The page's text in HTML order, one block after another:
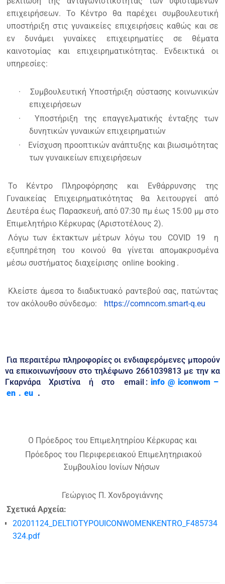
επιχειρήσεων. Το Κέντρο θα παρέχει συμβουλευτική
υποστήριξη στις γυναικείες επιχειρήσεις καθώς και σε
εν δυνάμει γυναίκες επιχειρηματίες σε θέματα
καινοτομίας και επιχειρηματικότητας. Ενδεικτικά οι
υπηρεσίες:
·
Συμβουλευτική Υποστήριξη σύστασης κοινωνικών
επιχειρήσεων
·
Υποστήριξη της επαγγελματικής ένταξης των
δυνητικών γυναικών επιχειρηματιών
·
Ενίσχυση προοπτικών ανάπτυξης και βιωσιμότητας
των γυναικείων επιχειρήσεων
Το Κέντρο Πληροφόρησης και Ενθάρρυνσης της
Γυναικείας Επιχειρηματικότητας θα λειτουργεί από
Δευτέρα έως Παρασκευή, από 07:30 πμ έως 15:00 μμ στο
Επιμελητήριο Κέρκυρας (Αριστοτέλους 2).
Λόγω των έκτακτων μέτρων λόγω του
COVID
19 η
εξυπηρέτηση του κοινού θα γίνεται απομακρυσμένα
μέσω συστήματος διαχείρισης online booking .
Κλείστε άμεσα το διαδικτυακό ραντεβού σας, πατώντας
τον ακόλουθο σύνδεσμο:
https://comncom.smart-q.eu
Για περαιτέρω πληροφορίες οι ενδιαφερόμενες μπορούν
να επικοινωνήσουν στο τηλέφωνο 2661039813 με την κα
Γκαρνάρα Χριστίνα ή στο
email : info @ iconwom –
en . eu .
Ο Πρόεδρος του Επιμελητηρίου Κέρκυρας και
Πρόεδρος του Περιφερειακού Επιμελητηριακού
Συμβουλίου Ιονίων Νήσων
Γεώργιος Π. Χονδρογιάννης
Σχετικά Αρχεία:
20201124_DELTIOTYPOUICONWOMENKENTRO_F485734
324.pdf